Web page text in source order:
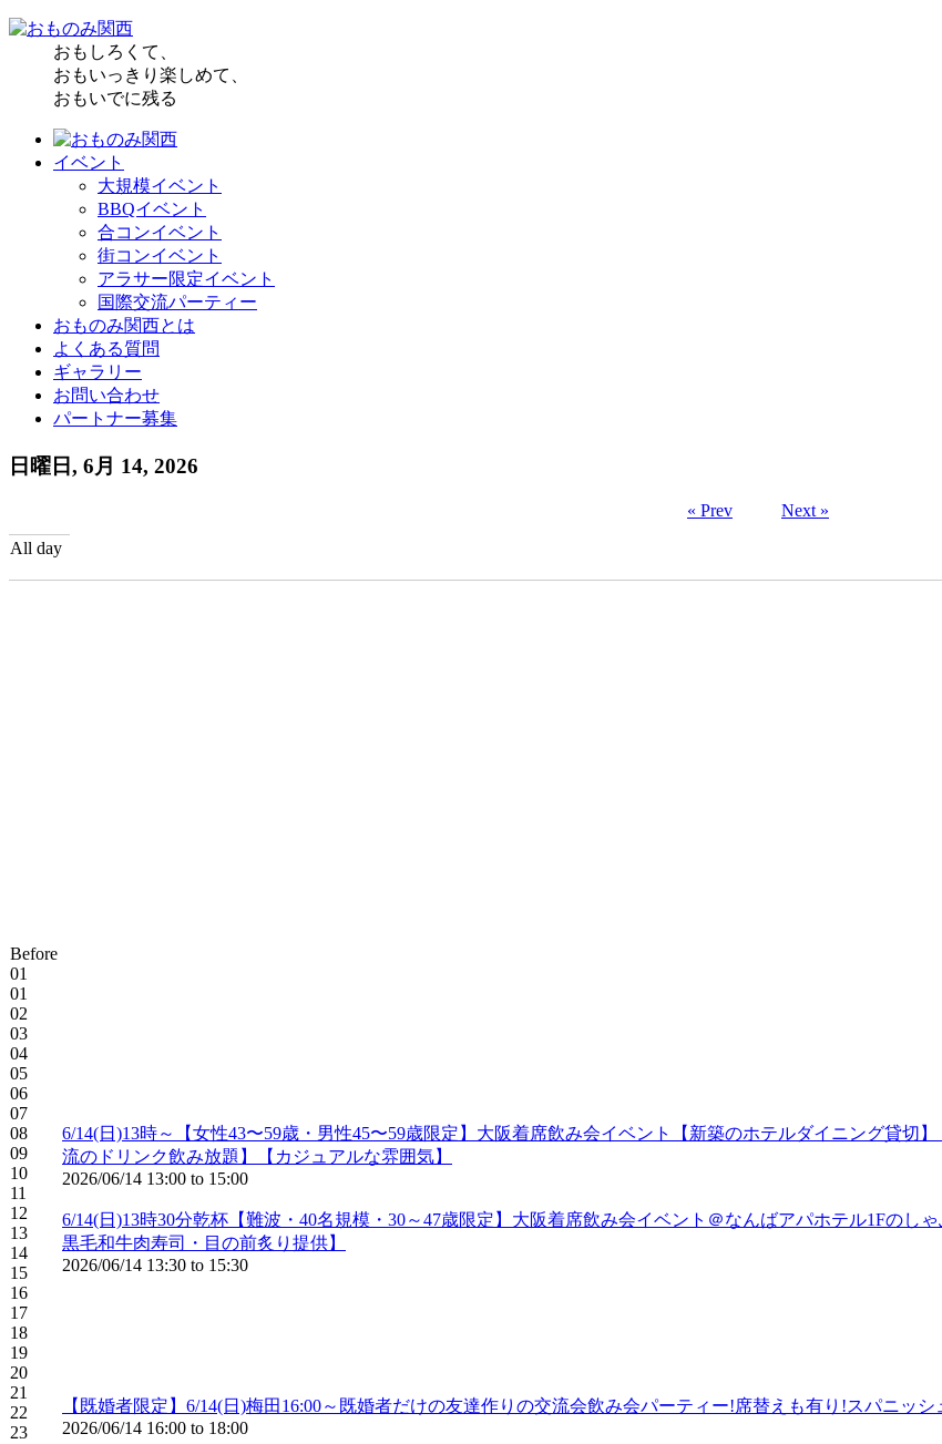
おもしろくて、
おもいっきり楽しめて、
おもいでに残る
イベント
大規模イベント
BBQイベント
合コンイベント
街コンイベント
アラサー限定イベント
国際交流パーティー
おものみ関西とは
よくある質問
ギャラリー
お問い合わせ
パートナー募集
日曜日, 6月 14, 2026
« Prev
Next »
All day
Before
01
01
02
03
04
05
06
07
08
09
10
11
12
13
14
15
16
17
18
19
20
21
22
23
6/14(日)13時～【女性43〜59歳・男性45〜59歳限定】大阪着席飲み会イベント【新築のホテルダイニング貸切
流のドリンク飲み放題】【カジュアルな雰囲気】
2026/06/14 13:00 to 15:00
6/14(日)13時30分乾杯【難波・40名規模・30～47歳限定】大阪着席飲み会イベント＠なんばアパホテル1Fのし
黒毛和牛肉寿司・目の前炙り提供】
2026/06/14 13:30 to 15:30
【既婚者限定】6/14(日)梅田16:00～既婚者だけの友達作りの交流会飲み会パーティー!席替えも有り!スパニッ
2026/06/14 16:00 to 18:00